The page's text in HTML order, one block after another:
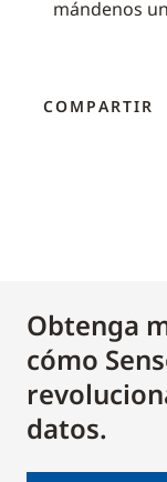
mándenos
COMPARTIR
Obtenga
cómo
datos.